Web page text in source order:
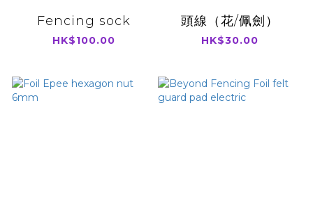
Fencing sock
HK$100.00
頭線（花/佩劍）
HK$30.00